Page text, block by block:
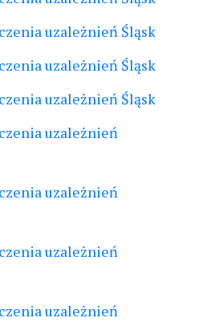
uzależnień Śląsk
uzależnień Śląsk
uzależnień Śląsk
uzależnień
uzależnień
uzależnień
uzależnień